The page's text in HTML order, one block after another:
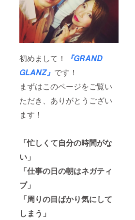
初めまして！
『GRAND
GLANZ』 です！
まずはこのページをご覧い
ただき、ありがとうござい
ます！
「忙しくて自分の時間がな
い」
「仕事の日の朝はネガティ
ブ」
「周りの目ばかり気にして
しまう」